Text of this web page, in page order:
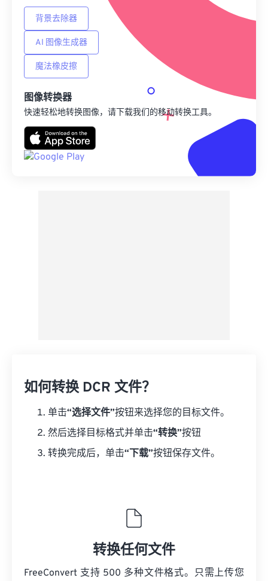
来自网址
背景去除器
AI 图像生成器
魔法橡皮擦
图像转换器
快速轻松地转换图像，请下载我们的移动转换工具。
如何转换 DCR 文件？
单击“选择文件”按钮来选择您的目标文件。
然后选择目标格式并单击“转换”按钮
转换完成后，单击“下载”按钮保存文件。
转换任何文件
FreeConvert 支持 500 多种文件格式。只需上传您